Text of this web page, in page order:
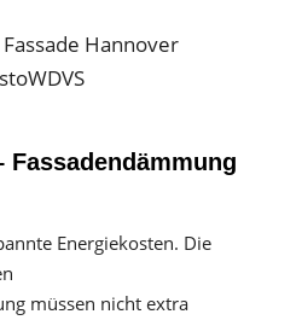
Fassadendämmung
Energiekosten. Die
müssen nicht extra